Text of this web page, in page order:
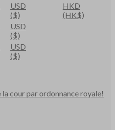
USD
($)
HKD
(HK$)
USD
($)
USD
($)
cour par ordonnance royale!